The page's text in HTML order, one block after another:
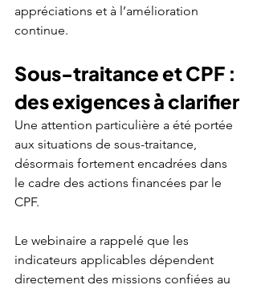
appréciations et à l’amélioration
continue.
Sous-traitance et CPF :
des exigences à clarifier
Une attention particulière a été portée
aux situations de sous-traitance,
désormais fortement encadrées dans
le cadre des actions financées par le
CPF.
Le webinaire a rappelé que les
indicateurs applicables dépendent
directement des missions confiées au